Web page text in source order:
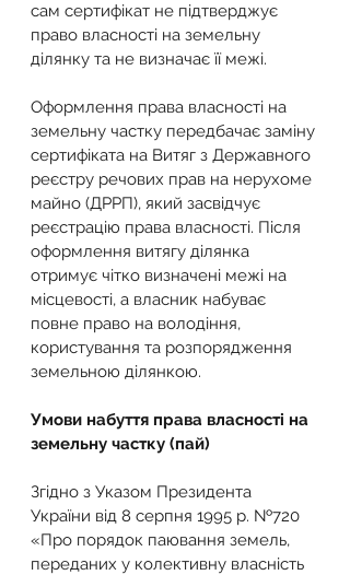
сам сертифікат не підтверджує
право власності на земельну
ділянку та не визначає її межі.
Оформлення права власності на
земельну частку передбачає заміну
сертифіката на Витяг з Державного
реєстру речових прав на нерухоме
майно (ДРРП), який засвідчує
реєстрацію права власності. Після
оформлення витягу ділянка
отримує чітко визначені межі на
місцевості, а власник набуває
повне право на володіння,
користування та розпорядження
земельною ділянкою.
Умови набуття права власності на
земельну частку (пай)
Згідно з Указом Президента
України від 8 серпня 1995 р. №720
«Про порядок паювання земель,
переданих у колективну власність